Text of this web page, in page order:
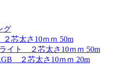
グ
芯太さ10ｍｍ 50m
イト ２芯太さ10ｍｍ 50m
２芯太さ10ｍｍ 20m